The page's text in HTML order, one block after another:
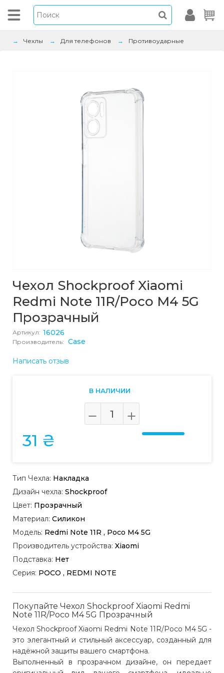
Чехлы Для телефонов Противоударные
Чехол Shockproof Xiaomi
Redmi Note 11R/Poco M4 5G
Прозрачный
Артикул: 16026
Производитель: Case
Написать отзыв
В НАЛИЧИИ
31 ₴
Тип Чехла: Накладка
Дизайн чехла: Shockproof
Цвет: Прозрачный
Материал: Силикон
Модель: Redmi Note 11R , Poco M4 5G
Производитель устройства: Xiaomi
Подставка: Нет
Серия: POCO , REDMI NOTE
Покупайте Чехол Shockproof Xiaomi Redmi
Note 11R/Poco M4 5G Прозрачный
Чехол Shockproof Xiaomi Redmi Note 11R/Poco M4 5G -
это элегантный и стильный аксессуар, созданный для
надёжной защиты вашего смартфона.
Выполненный в прозрачном дизайне, он передает